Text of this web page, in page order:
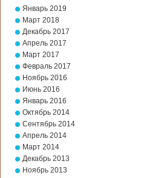
Январь 2019
Март 2018
Декабрь 2017
Апрель 2017
Март 2017
Февраль 2017
Ноябрь 2016
Июнь 2016
Январь 2016
Октябрь 2014
Сентябрь 2014
Апрель 2014
Март 2014
Декабрь 2013
Ноябрь 2013